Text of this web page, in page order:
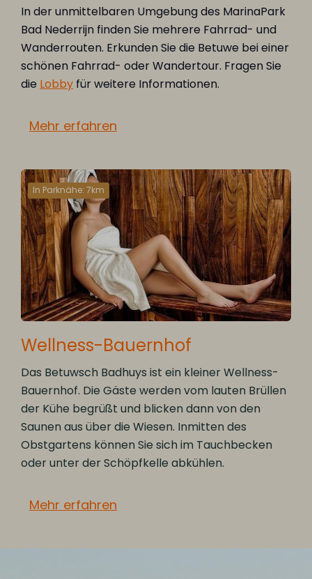
In der unmittelbaren Umgebung des MarinaPark
Bad Nederrijn finden Sie mehrere Fahrrad- und
Wanderrouten. Erkunden Sie die Betuwe bei einer
schönen Fahrrad- oder Wandertour. Fragen Sie
die Lobby für weitere Informationen.
Mehr erfahren
In Parknähe: 7km
Wellness-Bauernhof
Das Betuwsch Badhuys ist ein kleiner Wellness-
Bauernhof. Die Gäste werden vom lauten Brüllen
der Kühe begrüßt und blicken dann von den
Saunen aus über die Wiesen. Inmitten des
Obstgartens können Sie sich im Tauchbecken
oder unter der Schöpfkelle abkühlen.
Mehr erfahren